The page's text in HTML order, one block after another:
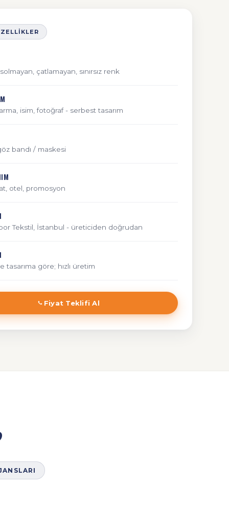
çatlamayan, sınırsız renk
isim, fotoğraf - serbest tasarım
bandı / maskesi
otel, promosyon
Tekstil, İstanbul - üreticiden doğrudan
tasarıma göre; hızlı üretim
Fiyat Teklifi Al